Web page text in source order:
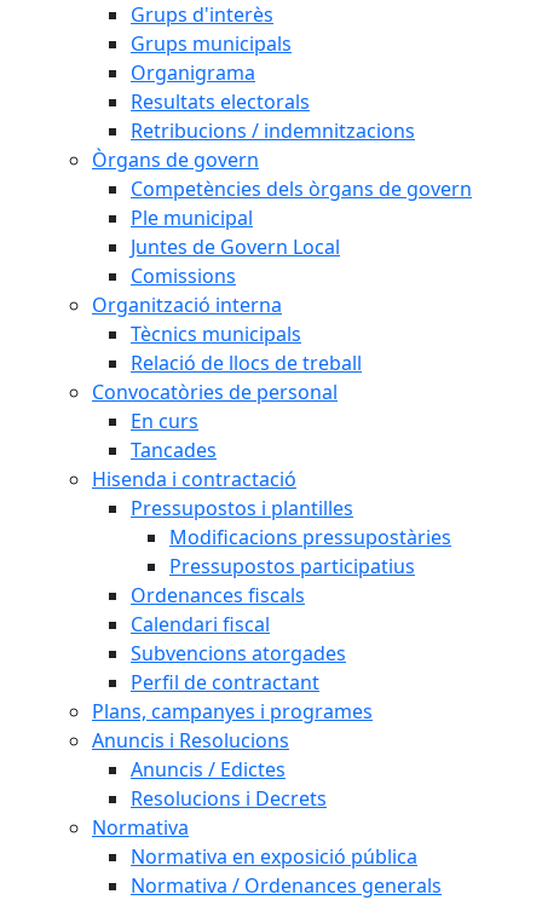
Grups d'interès
Grups municipals
Organigrama
Resultats electorals
Retribucions / indemnitzacions
Òrgans de govern
Competències dels òrgans de govern
Ple municipal
Juntes de Govern Local
Comissions
Organització interna
Tècnics municipals
Relació de llocs de treball
Convocatòries de personal
En curs
Tancades
Hisenda i contractació
Pressupostos i plantilles
Modificacions pressupostàries
Pressupostos participatius
Ordenances fiscals
Calendari fiscal
Subvencions atorgades
Perfil de contractant
Plans, campanyes i programes
Anuncis i Resolucions
Anuncis / Edictes
Resolucions i Decrets
Normativa
Normativa en exposició pública
Normativa / Ordenances generals